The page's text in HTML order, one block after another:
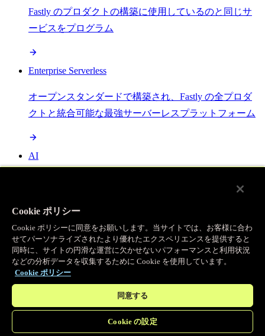
Fastly のプロダクトの構築に使用しているのと同じサ
ービスをプログラム
Enterprise Serverless
オープンスタンダードで構築され、Fastly の全プロダ
クトと統合可能な最強サーバーレスプラットフォーム
AI
Object Storage
送信量ゼロで大容量ファイルにエッジで直接アクセス
プログラマブルキャッシュ
Cookie ポリシー
Cookie ポリシーに同意をお願いします。当サイトでは、お客様に合わ
せてパーソナライズされたより優れたエクスペリエンスを提供すると
同時に、サイトの円滑な運営に欠かせないパフォーマンスと利用状況
などの分析データを収集するために Cookie を使用しています。
Cookie ポリシー
同意する
Cookie の設定